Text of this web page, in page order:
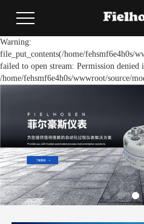
Warning:
file_put_contents(/home/fehsmf6e4h0s/
failed to open stream: Permission denied
/home/fehsmf6e4h0s/wwwroot/source/